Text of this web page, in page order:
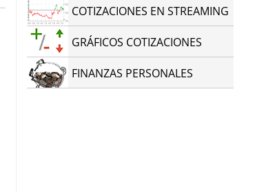
COTIZACIONES EN STREAMING
GRÁFICOS COTIZACIONES
FINANZAS PERSONALES